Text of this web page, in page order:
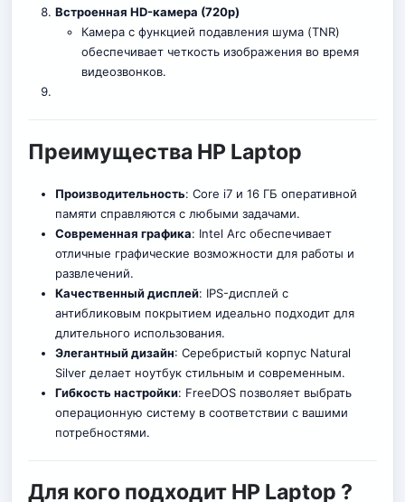
Встроенная HD-камера (720p)
Камера с функцией подавления шума (TNR)
обеспечивает четкость изображения во время
видеозвонков.
Преимущества HP Laptop
Производительность: Core i7 и 16 ГБ оперативной
памяти справляются с любыми задачами.
Современная графика: Intel Arc обеспечивает
отличные графические возможности для работы и
развлечений.
Качественный дисплей: IPS-дисплей с
антибликовым покрытием идеально подходит для
длительного использования.
Элегантный дизайн: Серебристый корпус Natural
Silver делает ноутбук стильным и современным.
Гибкость настройки: FreeDOS позволяет выбрать
операционную систему в соответствии с вашими
потребностями.
Для кого подходит HP Laptop ?